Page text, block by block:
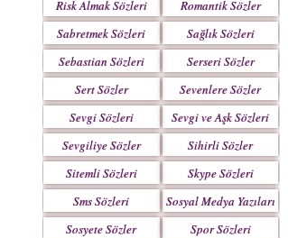
Risk Almak Sözleri
Romantik Sözler
Sabretmek Sözleri
Sağlık Sözleri
Sebastian Sözleri
Serseri Sözler
Sert Sözler
Sevenlere Sözler
Sevgi Sözleri
Sevgi ve Aşk Sözleri
Sevgiliye Sözler
Sihirli Sözler
Sitemli Sözleri
Skype Sözleri
Sms Sözleri
Sosyal Medya Yazıları
Sosyete Sözler
Spor Sözleri